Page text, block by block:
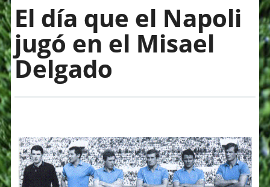
El día que el Napoli
jugó en el Misael
Delgado